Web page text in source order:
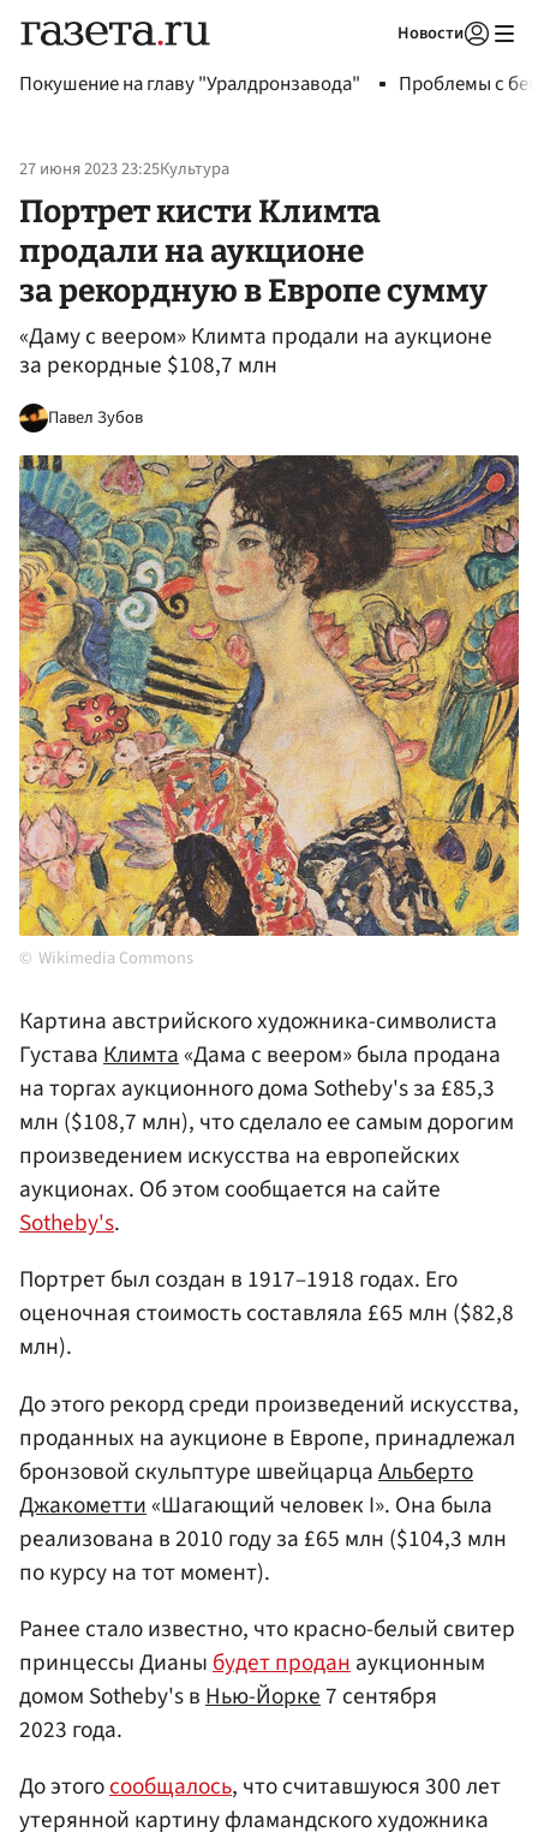
Новости
Покушение на главу "Уралдронзавода" Проблемы с
27 июня 2023 23:25Культура
Портрет кисти Климта
продали на аукционе
за рекордную в Европе сумму
«Даму с веером» Климта продали на аукционе
за рекордные $108,7 млн
Павел Зубов
Wikimedia Commons
Картина австрийского художника-символиста
ГуставаКлимта«Дама с веером» была продана
на торгах аукционного дома Sotheby's за £85,3
млн ($108,7 млн), что сделало ее самым дорогим
произведением искусства на европейских
аукционах. Об этом сообщается на сайте
Sotheby's.
Портрет был создан в 1917–1918 годах. Его
оценочная стоимость составляла £65 млн ($82,8
млн).
До этого рекорд среди произведений искусства,
проданных на аукционе в Европе, принадлежал
бронзовой скульптуре швейцарцаАльберто
Джакометти«Шагающий человек I». Она была
реализована в 2010 году за £65 млн ($104,3 млн
по курсу на тот момент).
Ранее стало известно, что красно-белый свитер
принцессы Дианыбудет проданаукционным
домом Sotheby's вНью-Йорке7 сентября
2023 года.
До этогосообщалось, что считавшуюся 300 лет
утерянной картину фламандского художника